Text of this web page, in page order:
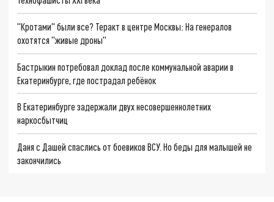
"Кротами" были все? Теракт в центре Москвы: На генералов
охотятся "живые дроны"
Бастрыкин потребовал доклад после коммунальной аварии в
Екатеринбурге, где пострадал ребёнок
В Екатеринбурге задержали двух несовершеннолетних
наркосбытчиц
Даня с Дашей спаслись от боевиков ВСУ. Но беды для малышей не
закончились